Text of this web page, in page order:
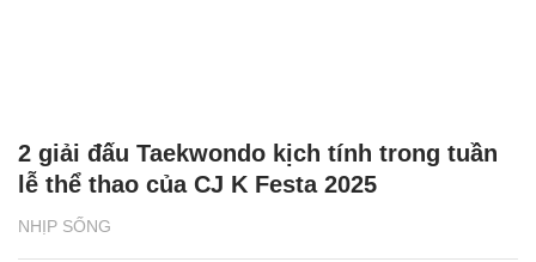
NHỊP SỐNG
2 giải đấu Taekwondo kịch tính trong tuần
lễ thể thao của CJ K Festa 2025